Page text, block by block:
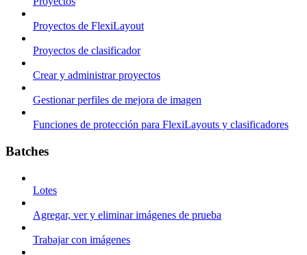
Proyectos de FlexiLayout
Proyectos de clasificador
Crear y administrar proyectos
Gestionar perfiles de mejora de imagen
Funciones de protección para FlexiLayouts y clasificadores
Batches
Lotes
Agregar, ver y eliminar imágenes de prueba
Trabajar con imágenes